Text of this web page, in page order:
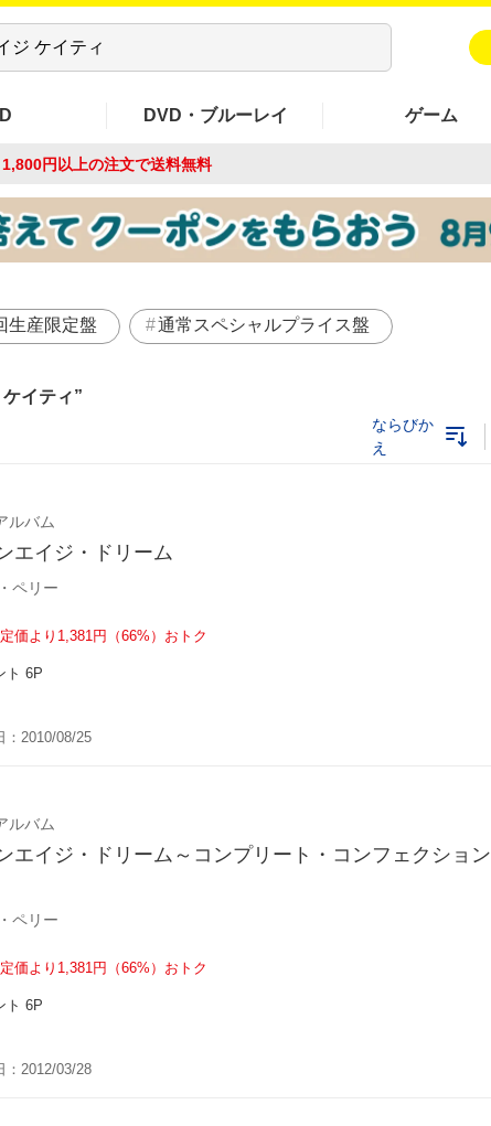
DVD・ブルーレイ ゲーム
1,800円以上の注文で送料無料
生産限定盤 通常スペシャルプライス盤
イティ
ならびか
え
ルバム
エイジ・ドリーム
ペリー
定価より1,381円（66%）おトク
ト 6P
：2010/08/25
ルバム
エイジ・ドリーム～コンプリート・コンフェクション
ペリー
定価より1,381円（66%）おトク
ト 6P
：2012/03/28